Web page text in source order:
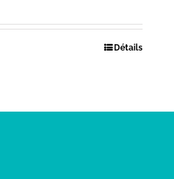
Détails